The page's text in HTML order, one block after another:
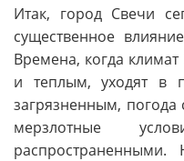
Итак, город Свечи
существенное
Времена, когда
и теплым, уходят в
загрязненным,
мерзлотные